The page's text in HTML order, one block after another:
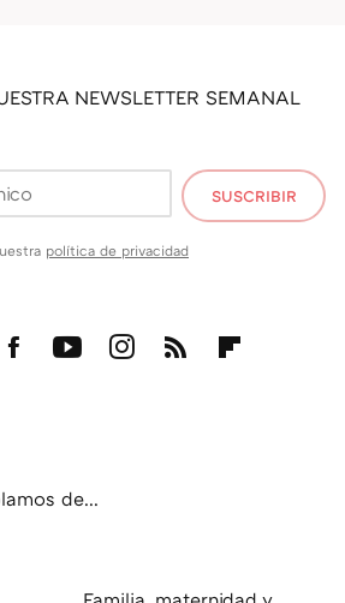
NEWSLETTER SEMANAL
SUSCRIBIR
política de privacidad
de...